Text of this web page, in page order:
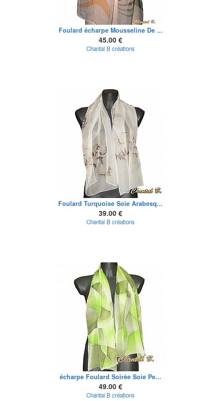
Foulard écharpe Mousseline De ...
45.00 €
Chantal B créations
Foulard Turquoise Soie Arabesq...
39.00 €
Chantal B créations
écharpe Foulard Soirée Soie Pe...
49.00 €
Chantal B créations